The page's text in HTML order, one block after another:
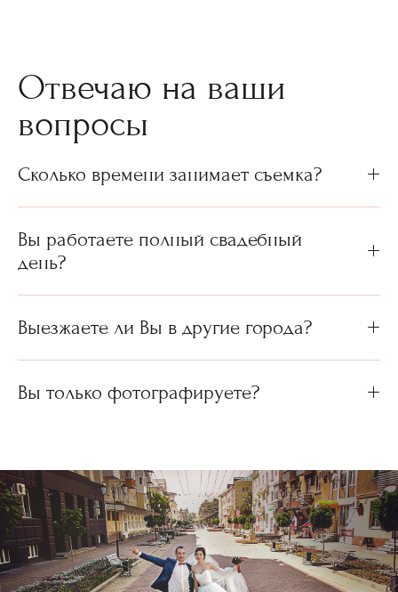
Отвечаю на ваши
вопросы
Сколько времени занимает съемка?
Вы работаете полный свадебный
день?
Выезжаете ли Вы в другие города?
Вы только фотографируете?